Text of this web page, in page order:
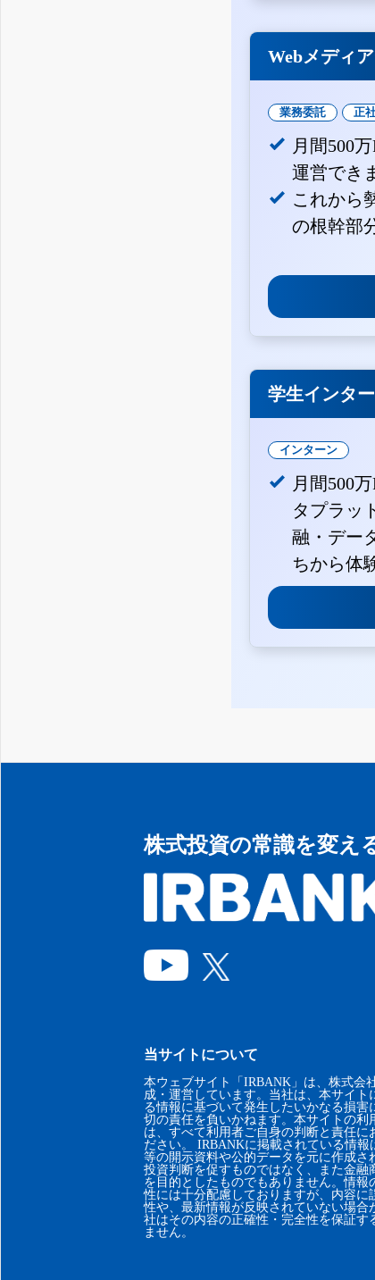
Webメディ
業務委託 正
月間500
運営でき
これから
の根幹部
学生インタ
インターン
月間500
タプラッ
融・デー
ちから体
株式投資の常識を変え
当サイトについて
本ウェブサイト「IRBANK」は、株式会
成・運営しています。当社は、本サイト
る情報に基づいて発生したいかなる損害
切の責任を負いかねます。本サイトの利
は、すべて利用者ご自身の判断と責任に
ださい。 IRBANKに掲載されている情報
等の開示資料や公的データを元に作成さ
投資判断を促すものではなく、また金融
を目的としたものでもありません。情報
性には十分配慮しておりますが、内容に
性や、最新情報が反映されていない場合
社はその内容の正確性・完全性を保証す
ません。